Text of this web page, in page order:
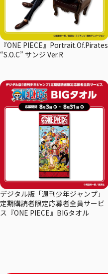
『ONE PIECE』Portrait.Of.Pirates
“S.O.C” サンジ Ver.R
デジタル版「週刊少年ジャンプ」
定期購読者限定応募者全員サービ
ス『ONE PIECE』BIGタオル